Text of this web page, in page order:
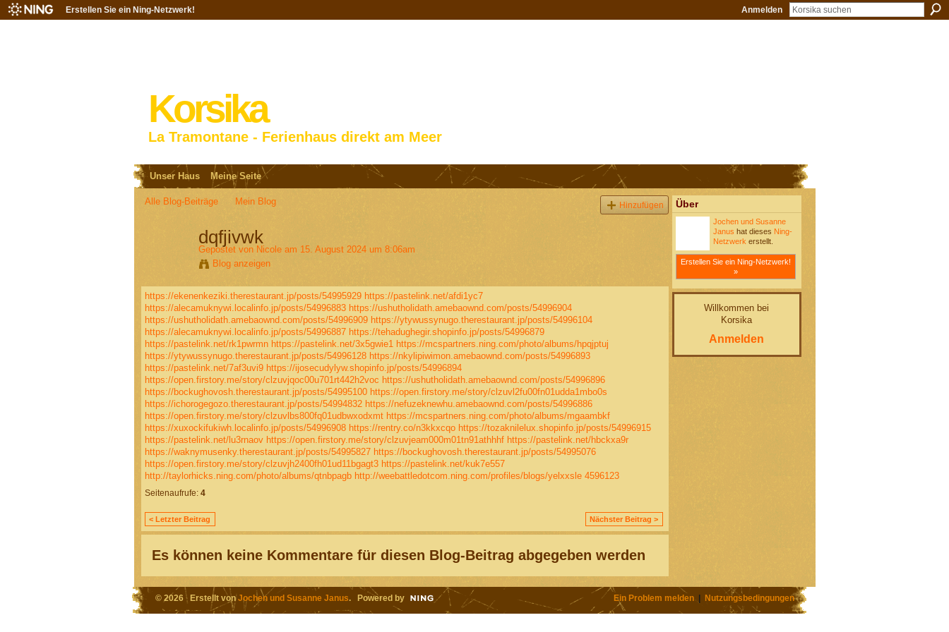
Erstellen Sie ein Ning-Netzwerk! Anmelden
Korsika
La Tramontane - Ferienhaus direkt am Meer
Unser Haus Meine Seite
Alle Blog-Beiträge Mein Blog Hinzufügen
dqfjivwk
Gepostet von Nicoleam 15. August 2024 um 8:06am
Blog anzeigen
https://ekenenkeziki.therestaurant.jp/posts/54995929 https://pastelink.net/afdi1yc7
https://alecamuknywi.localinfo.jp/posts/54996883 https://ushutholidath.amebaownd.com/posts/54996904
https://ushutholidath.amebaownd.com/posts/54996909 https://ytywussynugo.therestaurant.jp/posts/54996104
https://alecamuknywi.localinfo.jp/posts/54996887 https://tehadughegir.shopinfo.jp/posts/54996879
https://pastelink.net/rk1pwrmn https://pastelink.net/3x5gwie1 https://mcspartners.ning.com/photo/albums/hpqjptuj
https://ytywussynugo.therestaurant.jp/posts/54996128 https://nkylipiwimon.amebaownd.com/posts/54996893
https://pastelink.net/7af3uvi9 https://ijosecudylyw.shopinfo.jp/posts/54996894
https://open.firstory.me/story/clzuvjqoc00u701rt442h2voc https://ushutholidath.amebaownd.com/posts/54996896
https://bockughovosh.therestaurant.jp/posts/54995100 https://open.firstory.me/story/clzuvl2fu00fn01udda1mbo0s
https://ichorogegozo.therestaurant.jp/posts/54994832 https://nefuzeknewhu.amebaownd.com/posts/54996886
https://open.firstory.me/story/clzuvlbs800fq01udbwxodxmt https://mcspartners.ning.com/photo/albums/mgaambkf
https://xuxockifukiwh.localinfo.jp/posts/54996908 https://rentry.co/n3kkxcqo https://tozaknilelux.shopinfo.jp/posts/54996915
https://pastelink.net/lu3rnaov https://open.firstory.me/story/clzuvjeam000m01tn91athhhf https://pastelink.net/hbckxa9r
https://waknymusenky.therestaurant.jp/posts/54995827 https://bockughovosh.therestaurant.jp/posts/54995076
https://open.firstory.me/story/clzuvjh2400fh01ud11bgagt3 https://pastelink.net/kuk7e557
http://taylorhicks.ning.com/photo/albums/qtnbpagb http://weebattledotcom.ning.com/profiles/blogs/yelxxsle 4596123
Seitenaufrufe: 4
< Letzter Beitrag Nächster Beitrag >
Es können keine Kommentare für diesen Blog-Beitrag abgegeben werden
Über
Jochen und Susanne
Janus hat dieses Ning-
Netzwerk erstellt.
Erstellen Sie ein Ning-Netzwerk!
»
Willkommen bei
Korsika
Anmelden
© 2026 Erstellt vonJochen und Susanne Janus. Powered by Ein Problem melden| Nutzungsbedingungen